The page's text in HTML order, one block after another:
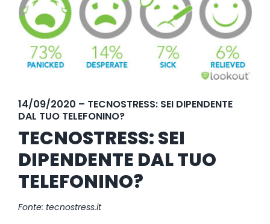
NEWS
EVENTI NOVITÀ
14/09/2020 – TECNOSTRESS: SEI DIPENDENTE
DAL TUO TELEFONINO?
TECNOSTRESS: SEI
DIPENDENTE DAL TUO
TELEFONINO?
Fonte: tecnostress.it